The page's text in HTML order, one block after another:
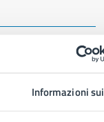
Informazioni